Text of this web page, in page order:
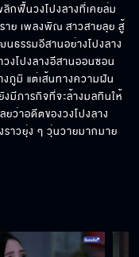
ลิกฟื้นวงโปงลางที่เคยล่ม
าย เพลงพิณ สาวสายลุย สู้
ธรรมอีสานอย่างโปงลาง
วงโปงลางอีสานออนซอน
ภูมิ แต่เส้นทางความฝัน
งมีภารกิจที่จะล้างมลทินให้
ว่าอดีตของวงโปงลาง
ราวยุ่ง ๆ วุ่นวายมากมาย